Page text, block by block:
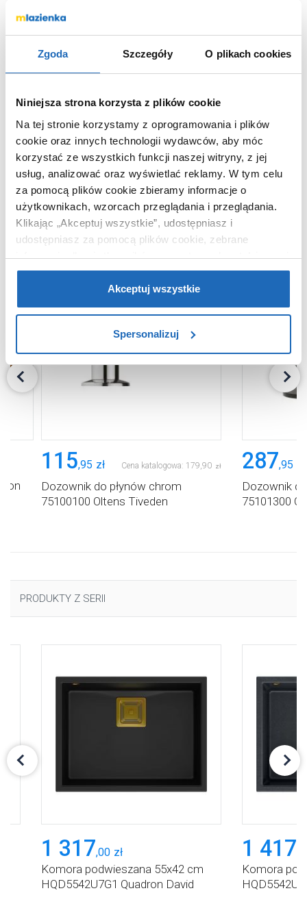
Zgoda Szczegóły O plikach cookies
Niniejsza strona korzysta z plików cookie
Na tej stronie korzystamy z oprogramowania i plików
cookie oraz innych technologii wydawców, aby móc
korzystać ze wszystkich funkcji naszej witryny, z jej
usług, analizować oraz wyświetlać reklamy. W tym celu
za pomocą plików cookie zbieramy informacje o
użytkownikach, wzorcach przeglądania i przeglądania.
Klikając „Akceptuj wszystkie”, udostępniasz i
udostępniasz za pomocą plików cookie, zebrane
informacje dla użytkowników zewnętrznych, a także nasi
partnerzy reklamowi.Jeśli chcesz, włącz „Tylko
wymagane pliki cookie”.Pamiętaj jednak, że
zablokowane niektóre pliki cookie mogą mieć wpływ na
Aby uzyskać więcej informacji na temat plików plików
cookie, kliknij „Ustawienia plików cookie”.
Jeśli chcesz
Akceptuj wszystkie
Spersonalizuj
Głębokość komory
głównej
Kod EAN
5904310991391
Wymiary z
52 x 30 x 73 cm
Waga z opakowaniem
13,50 kg
Dane producenta
Zobacz
WARTO DOKUPIĆ
115,95 zł Cena katalogowa: 179,90 zł
Dozownik do płynów chrom
75100100 Oltens Tiveden
287,95
Dozownik
75101300
PRODUKTY Z SERII
1 317,00 zł
Komora podwieszana 55x42 cm
HQD5542U7G1 Quadron David
1 417
Komora